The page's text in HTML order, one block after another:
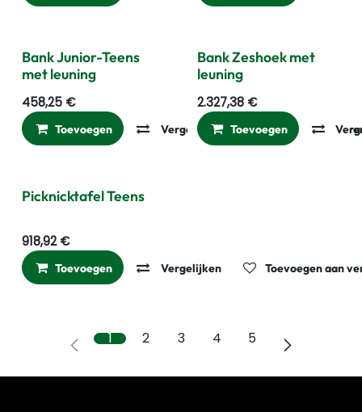
Bank Junior-Teens
met leuning
458,25 €
Toevoegen Vergelijken Toevoegen aan
Bank Zeshoek met
leuning
2.327,38€
Toevoegen
Picknicktafel Teens
918,92€
Toevoegen Vergelijken Toevoegen aan
1 2 3 4 5